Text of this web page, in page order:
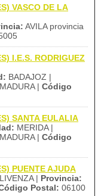
VASCO DE LA
AVILA provincia
I.E.S. RODRIGUEZ
BADAJOZ |
| Código
SANTA EULALIA
MERIDA |
| Código
PUENTE AJUDA
| Provincia:
Postal: 06100